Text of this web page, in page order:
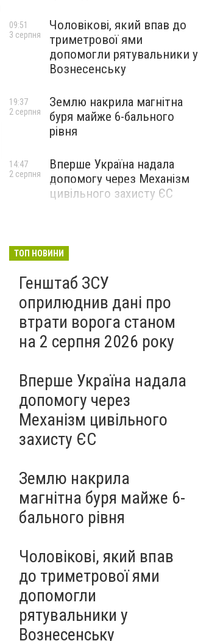
Чоловікові, який впав до
триметрової ями
допомогли рятувальники у
Вознесенську
09:51
3 серпня
Землю накрила магнітна
буря майже 6-бального
рівня
19:37
2 серпня
Вперше Україна надала
допомогу через Механізм
цивільного захисту ЄС
14:47
2 серпня
ТОП НОВИНИ
Генштаб ЗСУ
оприлюднив дані про
втрати ворога станом
на 2 серпня 2026 року
Вперше Україна надала
допомогу через
Механізм цивільного
захисту ЄС
Землю накрила
магнітна буря майже 6-
бального рівня
Чоловікові, який впав
до триметрової ями
допомогли
рятувальники у
Вознесенську